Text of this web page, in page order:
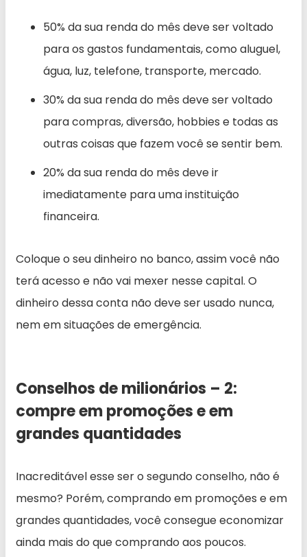
50% da sua renda do mês deve ser voltado
para os gastos fundamentais, como aluguel,
água, luz, telefone, transporte, mercado.
30% da sua renda do mês deve ser voltado
para compras, diversão, hobbies e todas as
outras coisas que fazem você se sentir bem.
20% da sua renda do mês deve ir
imediatamente para uma instituição
financeira.
Coloque o seu dinheiro no banco, assim você não
terá acesso e não vai mexer nesse capital. O
dinheiro dessa conta não deve ser usado nunca,
nem em situações de emergência.
Conselhos de milionários – 2:
compre em promoções e em
grandes quantidades
Inacreditável esse ser o segundo conselho, não é
mesmo? Porém, comprando em promoções e em
grandes quantidades, você consegue economizar
ainda mais do que comprando aos poucos.